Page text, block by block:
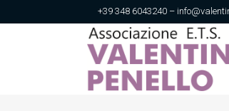
+39 348 6043240 –